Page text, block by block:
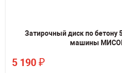
Затирочный диск по бетону
машины
5 190 ₽